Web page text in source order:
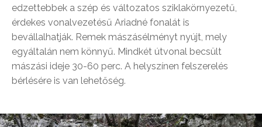
edzettebbek a szép és változatos sziklakörnyezetű,
érdekes vonalvezetésű Ariadné fonalát is
bevállalhatják. Remek mászásélményt nyújt, mely
egyáltalán nem könnyű. Mindkét útvonal becsült
mászási ideje 30-60 perc. A helyszínen felszerelés
bérlésére is van lehetőség.